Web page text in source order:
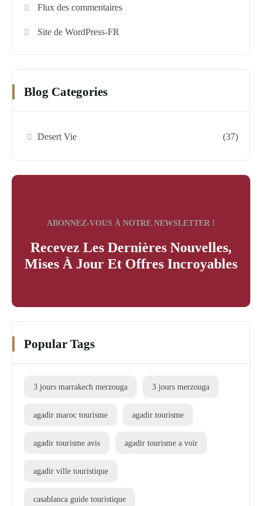
Flux des commentaires
Site de WordPress-FR
Blog Categories
Desert Vie (37)
ABONNEZ-VOUS À NOTRE NEWSLETTER !
Recevez Les Dernières Nouvelles,
Mises À Jour Et Offres Incroyables
Popular Tags
3 jours marrakech merzouga 3 jours merzouga
agadir maroc tourisme agadir tourisme
agadir tourisme avis agadir tourisme a voir
agadir ville touristique
casablanca guide touristique